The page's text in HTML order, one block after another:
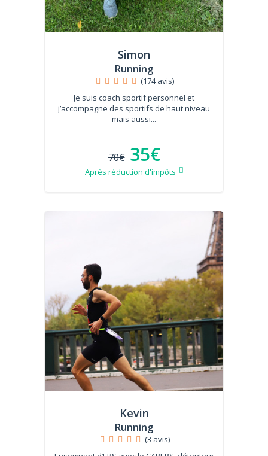
Simon
Running
(174 avis)
Je suis coach sportif personnel et
j’accompagne des sportifs de haut niveau
mais aussi...
70€ 35€
Après réduction d'impôts
Kevin
Running
(3 avis)